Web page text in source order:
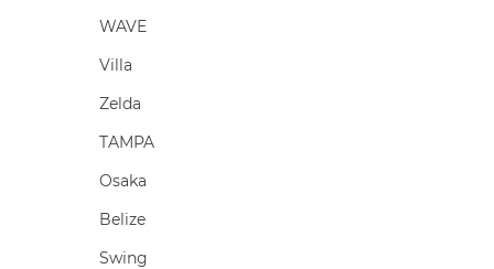
WAVE
Villa
Zelda
TAMPA
Osaka
Belize
Swing